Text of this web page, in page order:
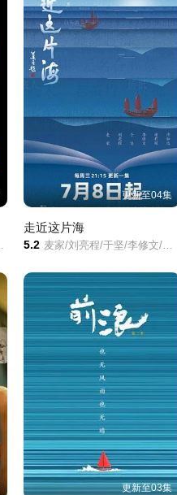
更新至04集
走近这片海
5.2 麦家/刘亮程/于坚/李修文/许知远/谢有顺/
更新至03集